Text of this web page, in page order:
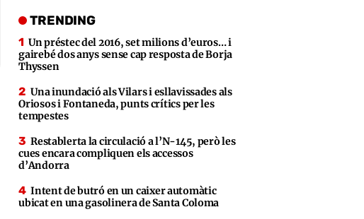
TRENDING
Un préstec del 2016, set milions d’euros… i
gairebé dos anys sense cap resposta de Borja
Thyssen
Una inundació als Vilars i esllavissades als
Oriosos i Fontaneda, punts crítics per les
tempestes
Restablerta la circulació a l’N-145, però les
cues encara compliquen els accessos
d’Andorra
Intent de butró en un caixer automàtic
ubicat en una gasolinera de Santa Coloma